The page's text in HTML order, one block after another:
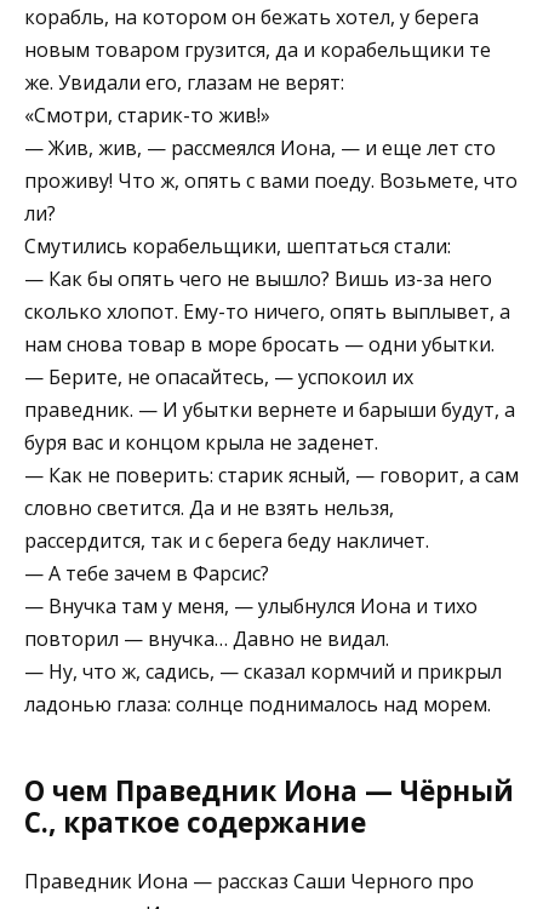
корабль, на котором он бежать хотел, у берега
новым товаром грузится, да и корабельщики те
же. Увидали его, глазам не верят:
«Смотри, старик-то жив!»
— Жив, жив, — рассмеялся Иона, — и еще лет сто
проживу! Что ж, опять с вами поеду. Возьмете, что
ли?
Смутились корабельщики, шептаться стали:
— Как бы опять чего не вышло? Вишь из-за него
сколько хлопот. Ему-то ничего, опять выплывет, а
нам снова товар в море бросать — одни убытки.
— Берите, не опасайтесь, — успокоил их
праведник. — И убытки вернете и барыши будут, а
буря вас и концом крыла не заденет.
— Как не поверить: старик ясный, — говорит, а сам
словно светится. Да и не взять нельзя,
рассердится, так и с берега беду накличет.
— А тебе зачем в Фарсис?
— Внучка там у меня, — улыбнулся Иона и тихо
повторил — внучка… Давно не видал.
— Ну, что ж, садись, — сказал кормчий и прикрыл
ладонью глаза: солнце поднималось над морем.
О чем Праведник Иона — Чёрный
С., краткое содержание
Праведник Иона — рассказ Саши Черного про